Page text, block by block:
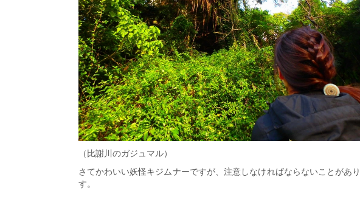
（比謝川のガジュマル）
さてかわいい妖怪キジムナーですが、注意しなければならないことがあ
す。